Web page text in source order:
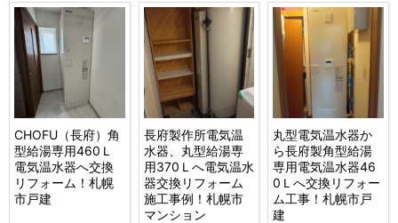
CHOFU（長府）角
型給湯専用460Ｌ
電気温水器へ交換
リフォーム！札幌
市戸建
長府製作所電気温
水器、丸型給湯専
用370Ｌへ電気温水
器交換リフォーム
施工事例！札幌市
マンション
丸型電気温水器か
ら長府製角型給湯
専用電気温水器46
0Ｌへ交換リフォー
ム工事！札幌市戸
建